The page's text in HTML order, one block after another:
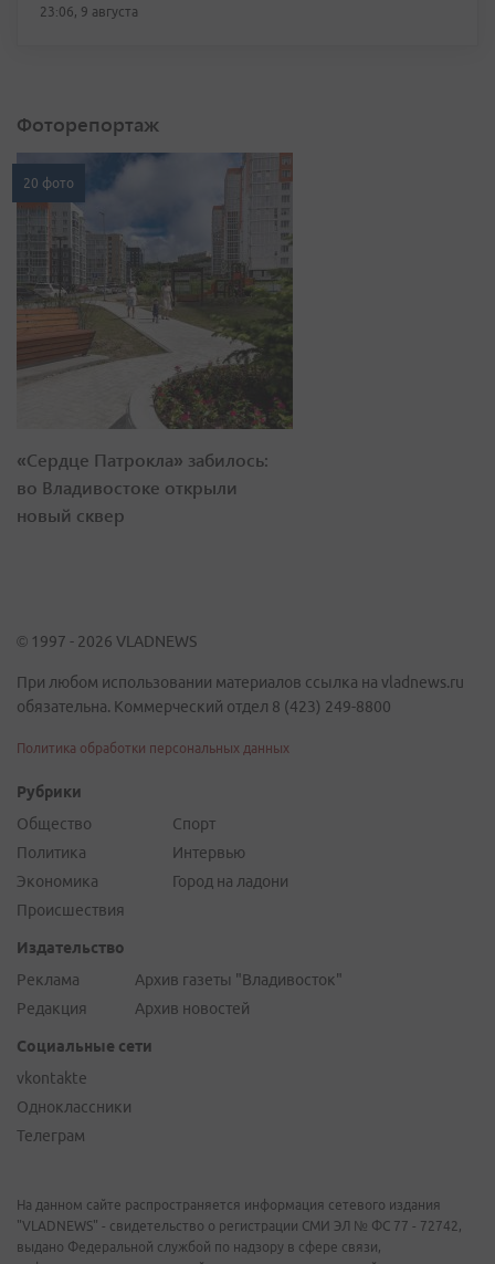
23:06, 9 августа
Фоторепортаж
20 фото
«Сердце Патрокла» забилось:
во Владивостоке открыли
новый сквер
© 1997 - 2026 VLADNEWS
При любом использовании материалов ссылка на vladnews.ru
обязательна. Коммерческий отдел 8 (423) 249-8800
Политика обработки персональных данных
Рубрики
Общество
Политика
Экономика
Происшествия
Спорт
Интервью
Город на ладони
Издательство
Реклама
Редакция
Архив газеты "Владивосток"
Архив новостей
Социальные сети
vkontakte
Одноклассники
Телеграм
На данном сайте распространяется информация сетевого издания
"VLADNEWS" - свидетельство о регистрации СМИ ЭЛ № ФС 77 - 72742,
выдано Федеральной службой по надзору в сфере связи,